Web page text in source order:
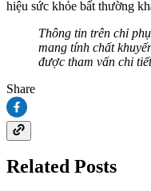
hiệu sức khỏe bất thường
Thông tin trên chỉ
mang tính chất
được tham vấn chi
Share
Related Posts